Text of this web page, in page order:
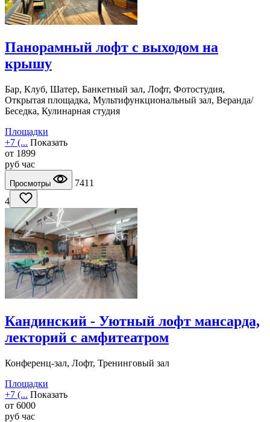
Панорамный лофт с выходом на
крышу
Бар, Клуб, Шатер, Банкетный зал, Лофт, Фотостудия,
Открытая площадка, Мультифункциональный зал, Веранда/
Беседка, Кулинарная студия
Площадки
+7 (... Показать
от 1899
руб час
Просмотры
7411
4
Кандинский - Уютный лофт мансарда,
лекторий с амфитеатром
Конференц-зал, Лофт, Тренинговый зал
Площадки
+7 (... Показать
от 6000
руб час